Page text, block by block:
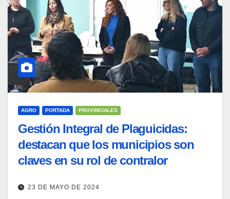
AGRO PORTADA PROVINCIALES
Gestión Integral de Plaguicidas:
destacan que los municipios son
claves en su rol de contralor
23 DE MAYO DE 2024